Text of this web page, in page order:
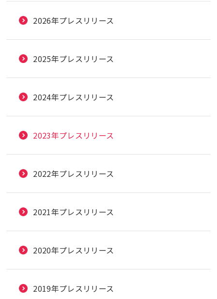
2026年プレスリリース
2025年プレスリリース
2024年プレスリリース
2023年プレスリリース
2022年プレスリリース
2021年プレスリリース
2020年プレスリリース
2019年プレスリリース